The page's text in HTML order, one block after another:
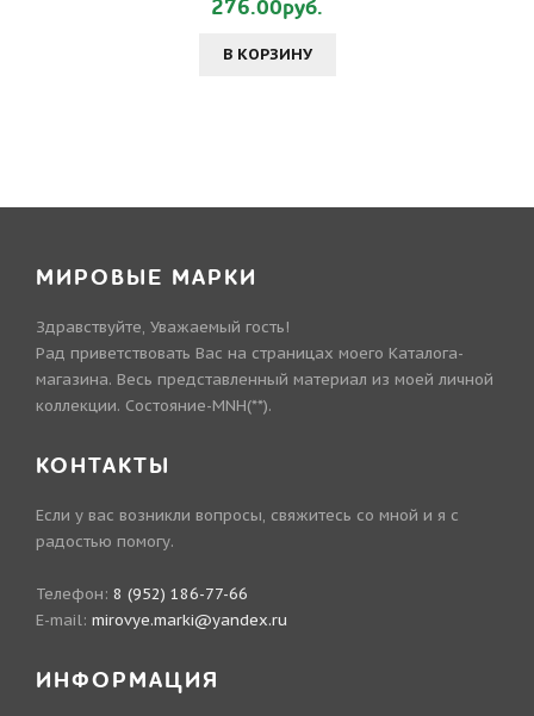
276.00руб.
В КОРЗИНУ
МИРОВЫЕ МАРКИ
Здравствуйте, Уважаемый гость!
Рад приветствовать Вас на страницах моего Каталога-
магазина. Весь представленный материал из моей личной
коллекции. Состояние-MNH(**).
КОНТАКТЫ
Если у вас возникли вопросы, свяжитесь со мной и я с
радостью помогу.
Телефон: 8 (952) 186-77-66
E-mail: mirovye.marki@yandex.ru
ИНФОРМАЦИЯ